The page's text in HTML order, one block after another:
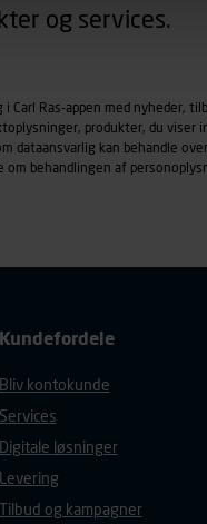
færden på
informationer om
og services.
Ras-appen med nyheder,
produkter, du viser
dataansvarlig kan behandle
behandlingen af
Kundefordele
Bliv kontokunde
Services
Digitale løsninger
Levering
Tilbud og kampagner